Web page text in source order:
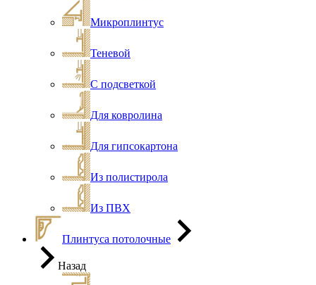
Микроплинтус
Теневой
С подсветкой
Для ковролина
Для гипсокартона
Из полистирола
Из ПВХ
Плинтуса потолочные
Назад